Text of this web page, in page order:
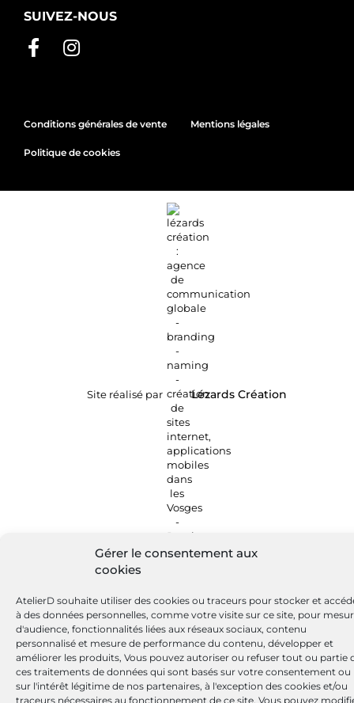
Gérer le consentement aux
cookies
AtelierD souhaite utiliser des cookies ou traceurs pour stocker et
à des données personnelles, comme votre visite sur ce site, pour
d'audience, fonctionnalités liées aux réseaux sociaux, contenu
personnalisé et mesure de performance du contenu, développer et
améliorer les produits, Vous pouvez autoriser ou refuser tout ou partie
ces traitements de données qui sont basés sur votre consentement ou
sur l'intérêt légitime de nos partenaires, à l'exception des cookies et/ou
traceurs nécessaires au fonctionnement de ce site. Vous pouvez
SUIVEZ-NOUS
Conditions générales de vente Mentions légales
Politique de cookies
Site réalisé par Lézards Création